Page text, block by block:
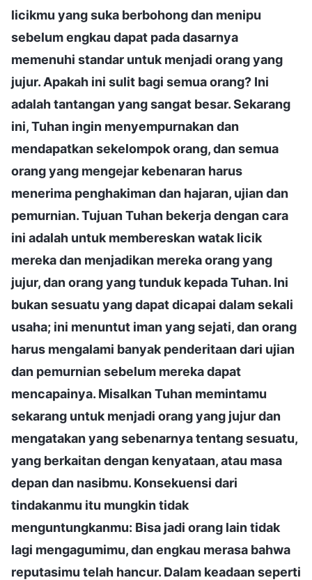
licikmu yang suka berbohong dan menipu
sebelum engkau dapat pada dasarnya
memenuhi standar untuk menjadi orang yang
jujur. Apakah ini sulit bagi semua orang? Ini
adalah tantangan yang sangat besar. Sekarang
ini, Tuhan ingin menyempurnakan dan
mendapatkan sekelompok orang, dan semua
orang yang mengejar kebenaran harus
menerima penghakiman dan hajaran, ujian dan
pemurnian. Tujuan Tuhan bekerja dengan cara
ini adalah untuk membereskan watak licik
mereka dan menjadikan mereka orang yang
jujur, dan orang yang tunduk kepada Tuhan. Ini
bukan sesuatu yang dapat dicapai dalam sekali
usaha; ini menuntut iman yang sejati, dan orang
harus mengalami banyak penderitaan dari ujian
dan pemurnian sebelum mereka dapat
mencapainya. Misalkan Tuhan memintamu
sekarang untuk menjadi orang yang jujur dan
mengatakan yang sebenarnya tentang sesuatu,
yang berkaitan dengan kenyataan, atau masa
depan dan nasibmu. Konsekuensi dari
tindakanmu itu mungkin tidak
menguntungkanmu: Bisa jadi orang lain tidak
lagi mengagumimu, dan engkau merasa bahwa
reputasimu telah hancur. Dalam keadaan seperti